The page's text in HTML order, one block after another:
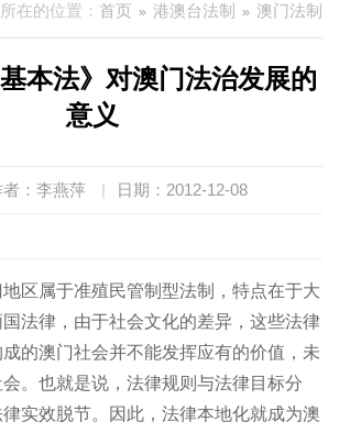
在的位置： 首页 港澳台法制 澳门法制
本法》对澳门法治发展的
意义
：李燕萍 | 日期：2012-12-08
区属于准殖民管制型法制，特点在于大
法律，由于社会文化的差异，这些法律
的澳门社会并不能发挥应有的价值，未
。也就是说，法律规则与法律目标分
实效脱节。因此，法律本地化就成为澳